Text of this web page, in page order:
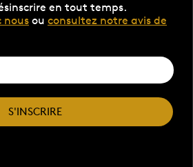
en tout temps.
nous ou consultez notre avis de
S'INSCRIRE